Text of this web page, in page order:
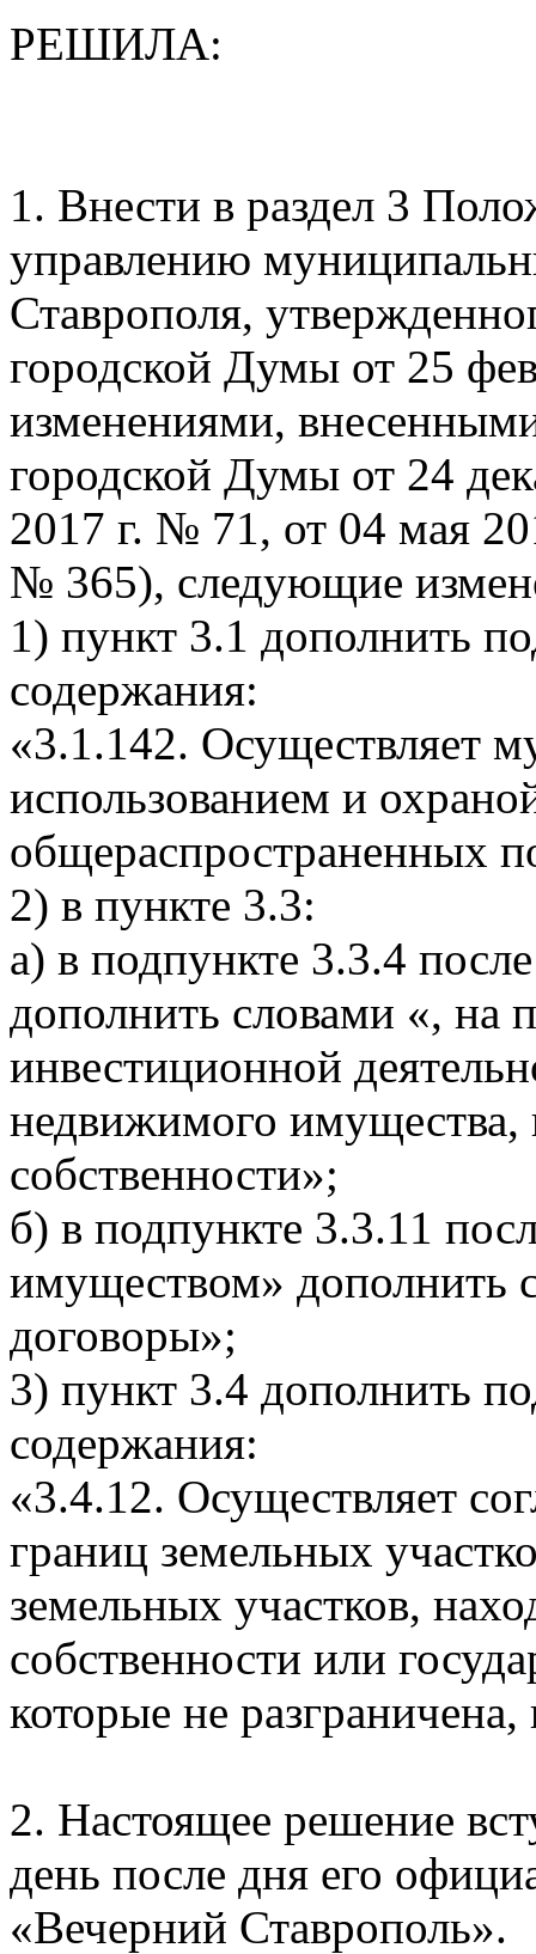
РЕШИЛА:
1. Внести в раздел 3
управлению
Ставрополя,
городской Думы от 25
изменениями,
городской Думы от 24
2017 г. № 71, от 04 мая
№ 365), следующие
1) пункт 3.1 дополнить
содержания:
«3.1.142. Осуществляет
использованием и
общераспространенных
2) в пункте 3.3:
а) в подпункте 3.3.4
дополнить словами «, на
инвестиционной
недвижимого
собственности»;
б) в подпункте 3.3.11
имуществом» дополнить
договоры»;
3) пункт 3.4 дополнить
содержания:
«3.4.12. Осуществляет
границ земельных
земельных участков,
собственности или
которые не
2. Настоящее решение
день после дня его
«Вечерний Ставрополь».